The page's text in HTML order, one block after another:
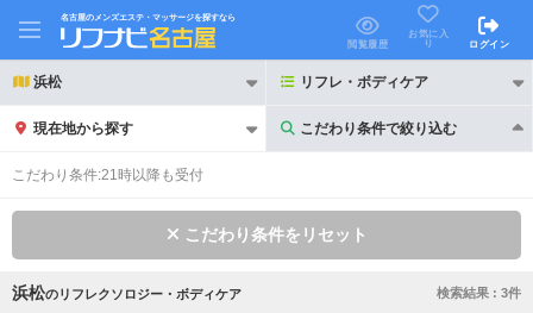
名古屋のメンズエステ・マッサージを探すなら
閲覧履歴
お気に入
り
ログイン
浜松 リフレ・ボディケア
現在地から探す こだわり条件で絞り込む
こだわり条件で絞り込む
こだわり条件:21時以降も受付
こだわり条件をリセット
浜松のリフレクソロジー・ボディケア 検索結果 : 3件